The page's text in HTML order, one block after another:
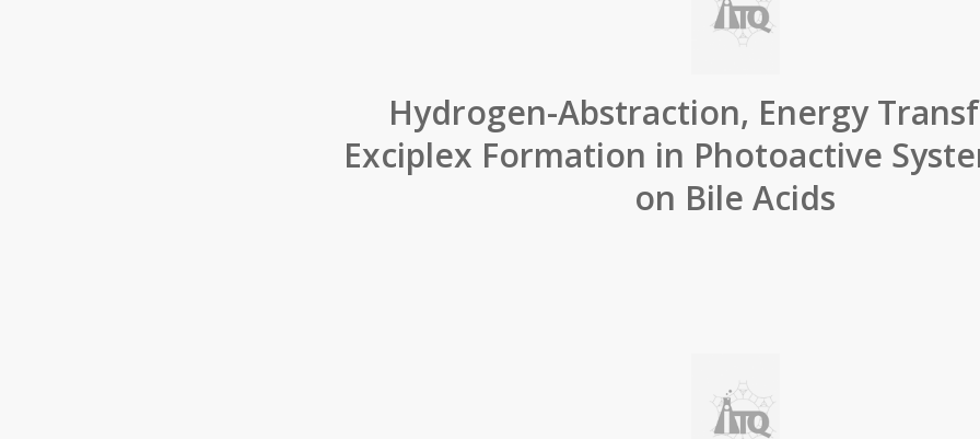
Hydrogen-Abstraction, Energy
Exciplex Formation in Photoactive
on Bile Acids